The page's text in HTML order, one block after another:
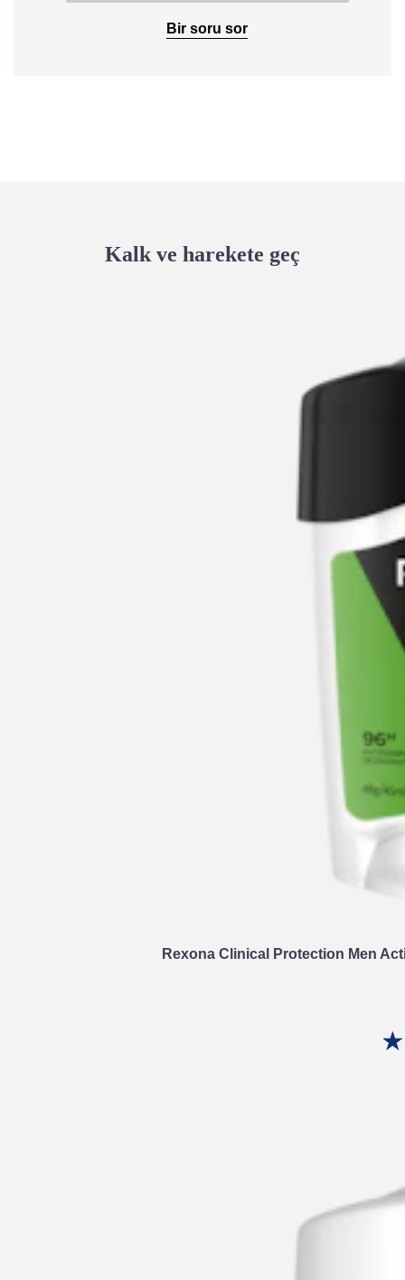
Bir soru sor
Kalk ve harekete geç
Rexona Clinical Protection Men